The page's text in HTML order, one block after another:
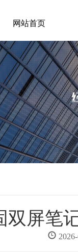
网站首页
双屏笔